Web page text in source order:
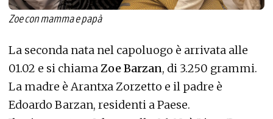
Zoe con mamma e papà
La seconda nata nel capoluogo è arrivata alle
01.02 e si chiamaZoe Barzan, di 3.250 grammi.
La madre è Arantxa Zorzetto e il padre è
Edoardo Barzan, residenti a Paese.